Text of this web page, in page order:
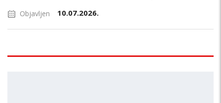
Objavljen 10.07.2026.